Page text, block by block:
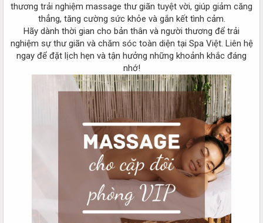
thương trải nghiệm massage thư giãn tuyệt vời, giúp giảm căng
thẳng, tăng cường sức khỏe và gắn kết tình cảm.
Hãy dành thời gian cho bản thân và người thương để trải
nghiệm sự thư giãn và chăm sóc toàn diện tại Spa Việt. Liên hệ
ngay để đặt lịch hẹn và tận hưởng những khoảnh khắc đáng
nhớ!